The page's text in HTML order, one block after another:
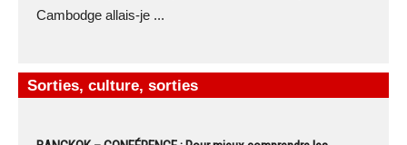
Cambodge allais-je ...
Sorties, culture, sorties